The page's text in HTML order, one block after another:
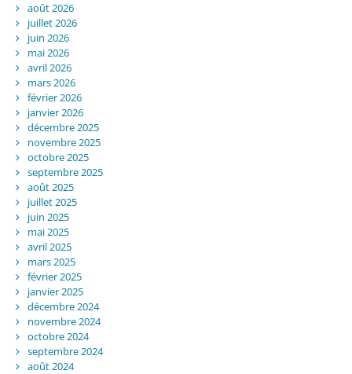
août 2026
juillet 2026
juin 2026
mai 2026
avril 2026
mars 2026
février 2026
janvier 2026
décembre 2025
novembre 2025
octobre 2025
septembre 2025
août 2025
juillet 2025
juin 2025
mai 2025
avril 2025
mars 2025
février 2025
janvier 2025
décembre 2024
novembre 2024
octobre 2024
septembre 2024
août 2024